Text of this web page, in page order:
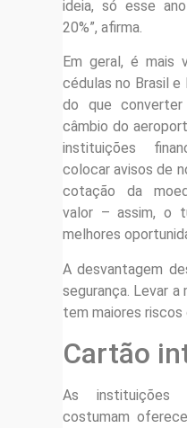
ideia, só esse
20%”, afirma.
Em geral, é mais
cédulas no Brasil e
do que
câmbio do
instituições
colocar avisos de
cotação da
valor – assim, o
melhores
A desvantagem
segurança. Levar
tem maiores riscos
Cartão
As instituições
costumam